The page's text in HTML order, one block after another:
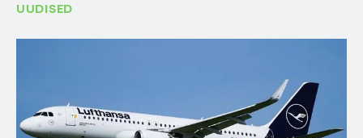
UUDISED